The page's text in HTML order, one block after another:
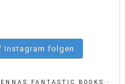
Instagram folgen
FANTASTIC BOOKS ·